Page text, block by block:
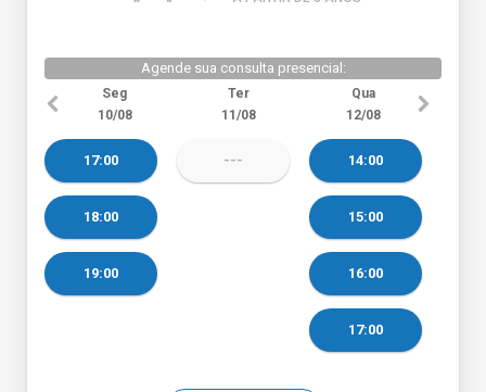
Agende sua consulta presencial:
Seg
10/08
Ter
11/08
Qua
12/08
17:00
18:00
19:00
--- 14:00
15:00
16:00
17:00